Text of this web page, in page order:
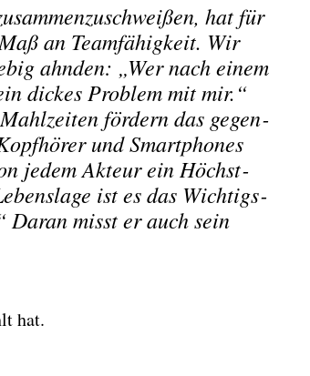
hat für
an Team­fä­hig­keit. Wir
ahn­den: „Wer nach einem
dickes Pro­blem mit mir.“
för­dern das gegen­
und Smart­phones
jedem Akteur ein Höchst­
ist es das Wich­tigs­
misst er auch sein
hat.